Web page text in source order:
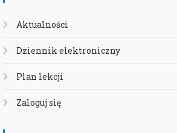
Aktualności
Dziennik elektroniczny
Plan lekcji
Zaloguj się